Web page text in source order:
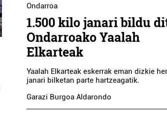
Ondarroa
1.500 kilo janari bildu
Ondarroako Yaalah
Elkarteak
Yaalah Elkarteak eskerrak eman dizkie
janari bilketan parte hartzeagatik.
Garazi Burgoa Aldarondo